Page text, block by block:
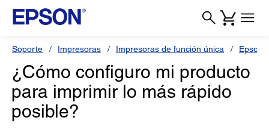
Soporte Impresoras Impresoras de función única Epson
¿Cómo configuro mi producto
para imprimir lo más rápido
posible?